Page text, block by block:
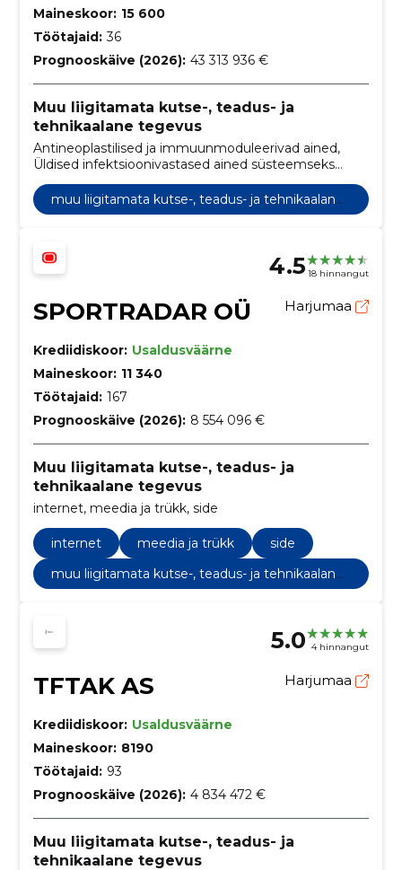
Maineskoor: 15 600
Töötajaid: 36
Prognooskäive (2026): 43 313 936 €
Muu liigitamata kutse-, teadus- ja
tehnikaalane tegevus
Antineoplastilised ja immuunmoduleerivad ained,
Üldised infektsioonivastased ained süsteemseks
kasutamiseks ja vaktsiinid, Aneemiavastased ained,
Immuunsupressiivsed ained, Antihemorraagilised
ained, Närvisüsteemi ravimid, Üldised
immuunmoduleerivad ained, Antineoplastilised ained
muu liigitamata kutse-, teadus- ja tehnikaalane
tegevus
4.5 18 hinnangut
SPORTRADAR OÜ Harjumaa
Krediidiskoor: Usaldusväärne
Maineskoor: 11 340
Töötajaid: 167
Prognooskäive (2026): 8 554 096 €
Muu liigitamata kutse-, teadus- ja
tehnikaalane tegevus
internet, meedia ja trükk, side
internet meedia ja trükk
side
muu liigitamata kutse-, teadus- ja tehnikaalane
tegevus
5.0 4 hinnangut
TFTAK AS Harjumaa
Krediidiskoor: Usaldusväärne
Maineskoor: 8190
Töötajaid: 93
Prognooskäive (2026): 4 834 472 €
Muu liigitamata kutse-, teadus- ja
tehnikaalane tegevus